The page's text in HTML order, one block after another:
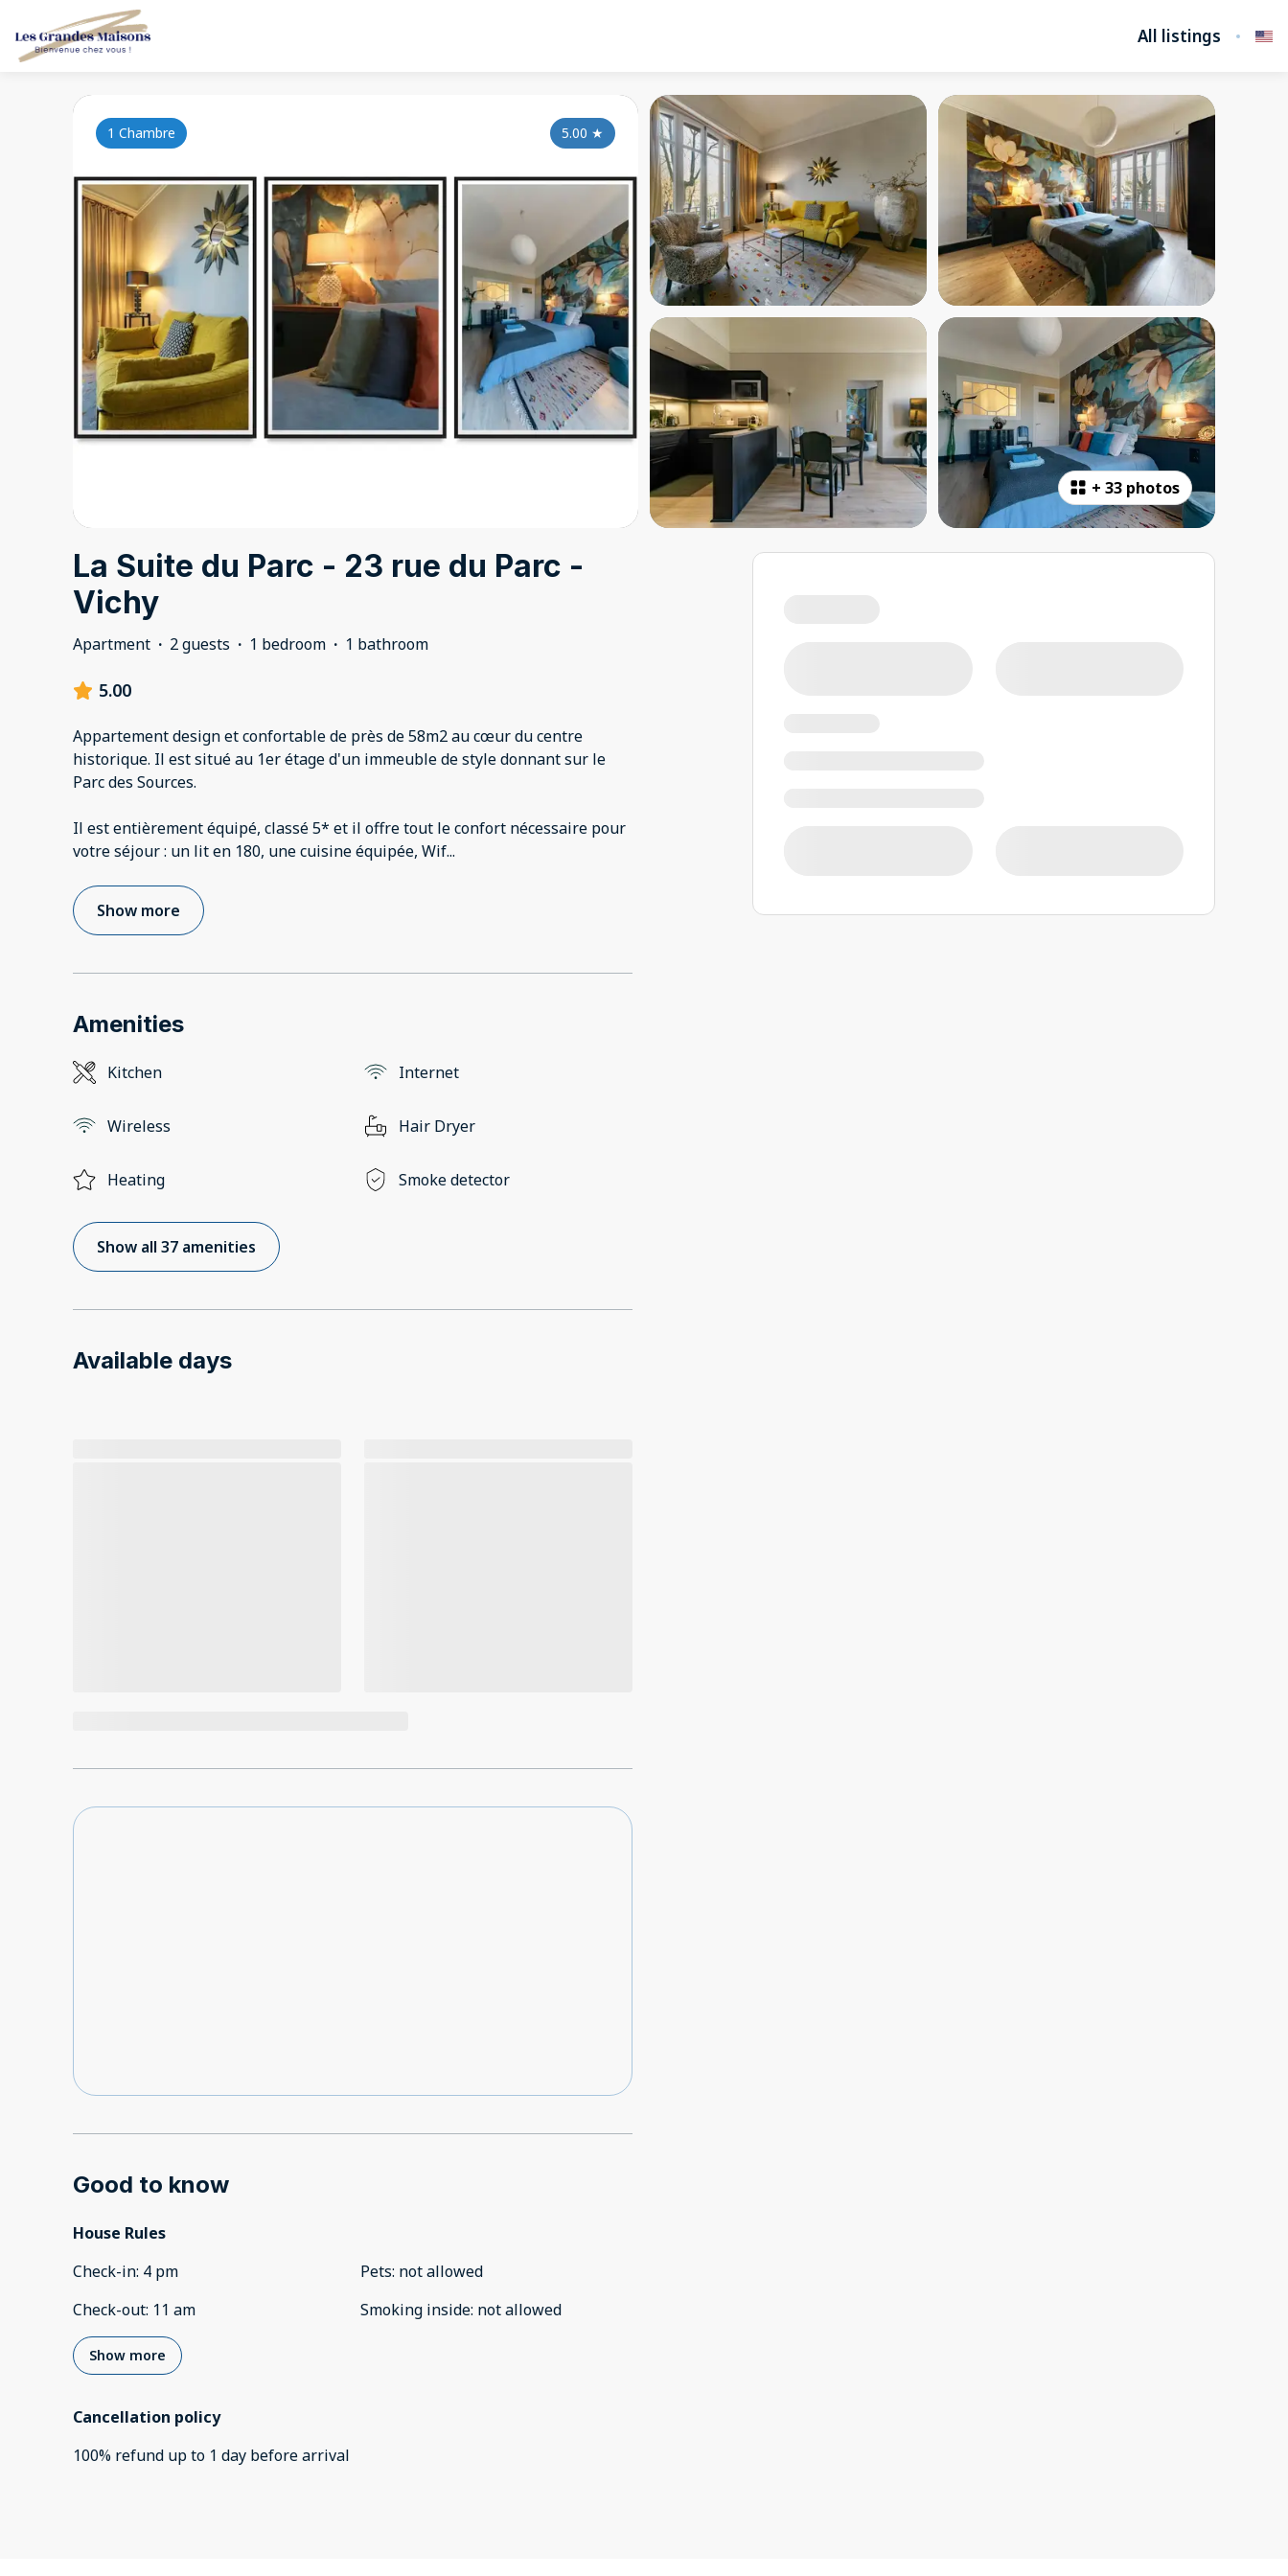
All listings
+ 33 photos
5.00 ★
1 Chambre
La Suite du Parc - 23 rue du Parc -
Vichy
Apartment · 2 guests · 1 bedroom · 1 bathroom
5.00
Appartement design et confortable de près de 58m2 au cœur du centre
historique. Il est situé au 1er étage d'un immeuble de style donnant sur le
Parc des Sources.
Il est entièrement équipé, classé 5* et il offre tout le confort nécessaire pour
votre séjour : un lit en 180, une cuisine équipée, Wif...
Show more
Amenities
Kitchen Internet
Wireless Hair Dryer
Heating Smoke detector
Show all 37 amenities
Available days
Good to know
House Rules
Check-in: 4 pm
Check-out: 11 am
Pets: not allowed
Smoking inside: not allowed
Show more
Cancellation policy
100% refund up to 1 day beforearrival